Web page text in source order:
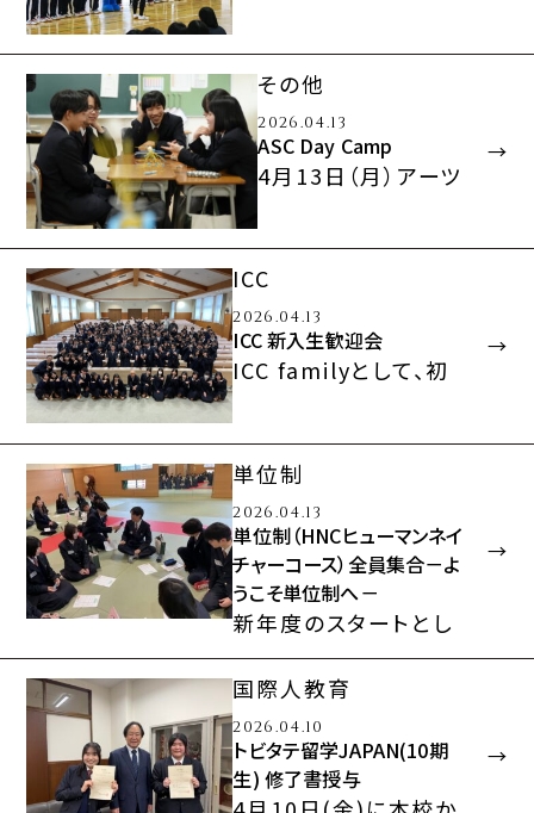
介を実施しました…
その他
2026.04.13
ASC Day Camp
4月13日（月）アーツ
ャンプ」を実施しまし
ICC
2026.04.13
ICC 新入生歓迎会
ICC familyとして、初
た。第一部は昨…
単位制
2026.04.13
単位制（HNCヒューマンネイ
チャーコース）全員集合－よ
うこそ単位制へ－
新年度のスタートとし
て、4月13日(月)新入
生を迎え、初めての単
位制全員での集会を
行…
国際人教育
2026.04.10
トビタテ留学JAPAN(10期
生) 修了書授与